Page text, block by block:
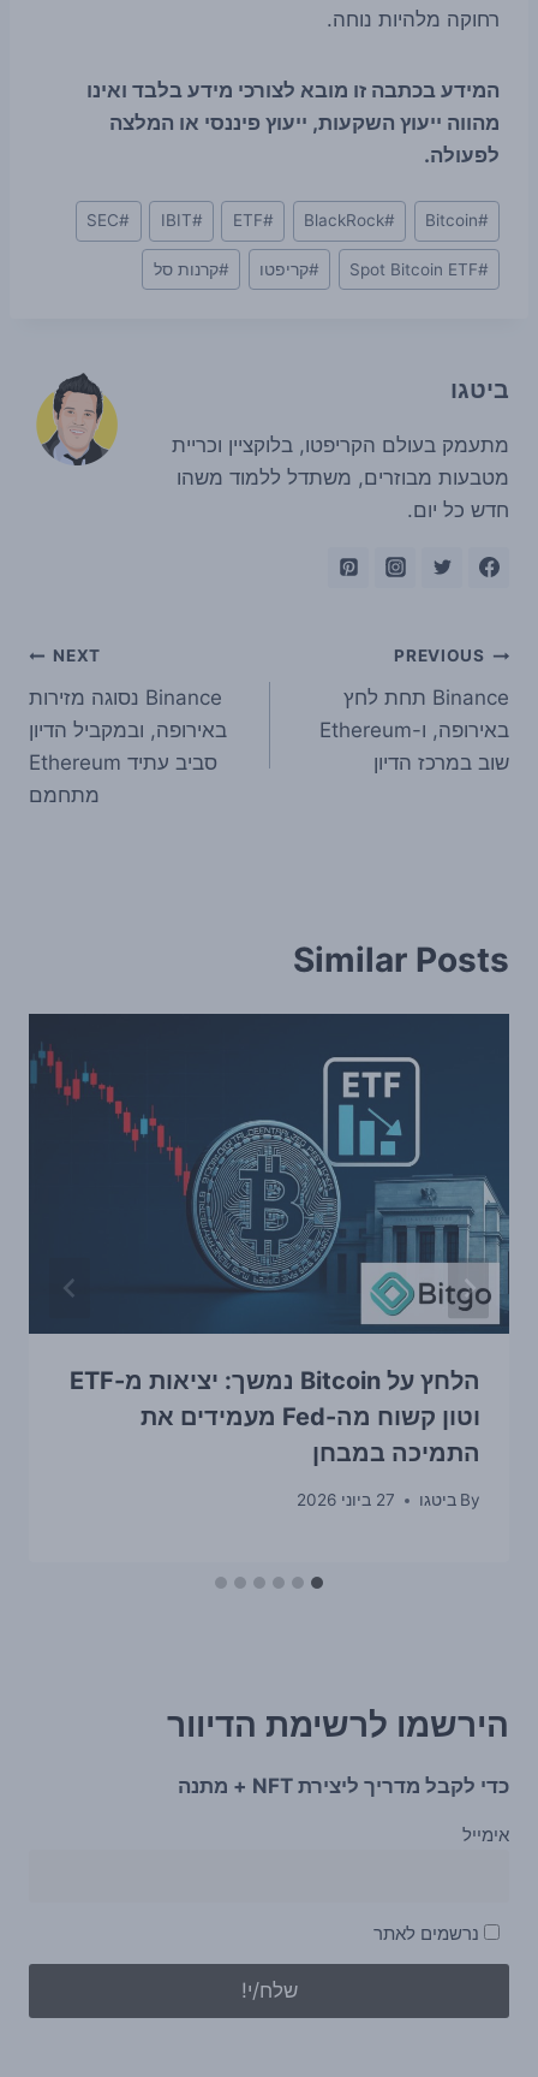
רחוקה מלהיות נוחה.
המידע בכתבה זו מובא לצורכי מידע בלבד ואינו
מהווה ייעוץ השקעות, ייעוץ פיננסי או המלצה
לפעולה.
Post
Tags:
#
Bitcoin
#
BlackRock
#
ETF
#
IBIT
#
SEC
#
Spot Bitcoin ETF
#קריפטו #קרנות סל
ביטגו
מתעמק בעולם הקריפטו, בלוקציין וכריית
מטבעות מבוזרים, משתדל ללמוד משהו
חדש כל יום.
ניווט
PREVIOUS
Binance תחת לחץ
באירופה, ו-Ethereum
שוב במרכז הדיון
NEXT
Binance נסוגה מזירות
באירופה, ובמקביל הדיון
סביב עתיד Ethereum
מתחמם
Similar Posts
הלחץ על Bitcoin נמשך: יציאות מ-ETF
וטון קשוח מה-Fed מעמידים את
התמיכה במבחן
By ביטגו 27 ביוני 2026
הירשמו לרשימת הדיוור
כדי לקבל מדריך ליצירת NFT + מתנה
אימייל
נרשמים לאתר